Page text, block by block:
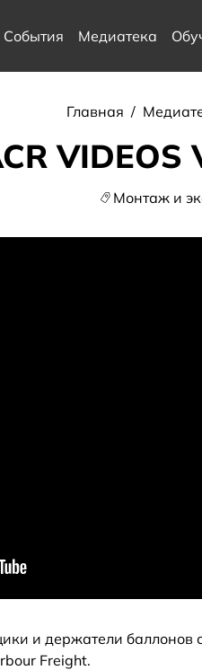
События Медиатека
Главная /
VIDEOS
Монтаж и
и держатели баллонов
Freight.